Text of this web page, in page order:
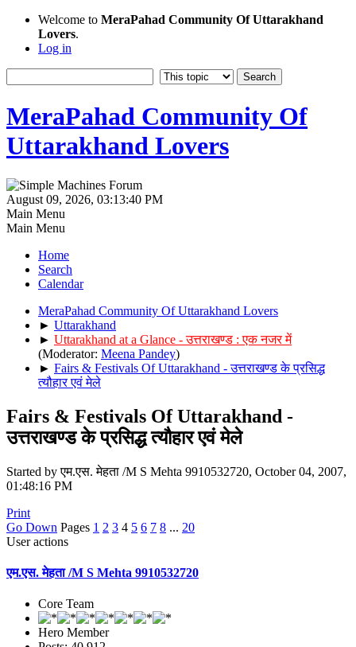
Welcome to MeraPahad Community Of Uttarakhand
Lovers.
Log in
MeraPahad Community Of
Uttarakhand Lovers
August 09, 2026, 03:13:40 PM
Main Menu
Main Menu
Home
Search
Calendar
MeraPahad Community Of Uttarakhand Lovers
► Uttarakhand
► Uttarakhand at a Glance - उत्तराखण्ड : एक नजर में
(Moderator: Meena Pandey)
► Fairs & Festivals Of Uttarakhand - उत्तराखण्ड के प्रसिद्ध
त्यौहार एवं मेले
Fairs & Festivals Of Uttarakhand -
उत्तराखण्ड के प्रसिद्ध त्यौहार एवं मेले
Started by एम.एस. मेहता /M S Mehta 9910532720, October 04, 2007,
01:48:16 PM
Print
Go Down Pages 1 2 3 4 5 6 7 8 ... 20
User actions
एम.एस. मेहता /M S Mehta 9910532720
Core Team
Hero Member